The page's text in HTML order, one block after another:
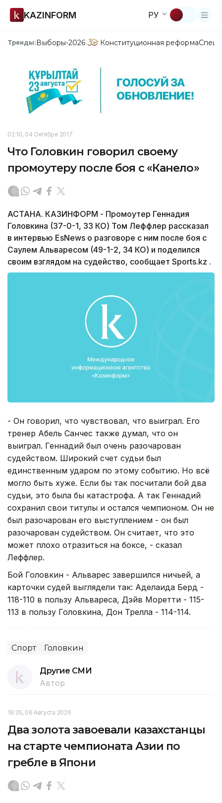
KAZINFORM РУ
Тренды:Выборы-2026 Конституционная реформа
02:10, 04 Октября 2017
Что Головкин говорил своему
промоутеру после боя с «Канело»
АСТАНА. КАЗИНФОРМ - Промоутер Геннадия
Головкина (37-0-1, 33 КО) Том Леффлер рассказал
в интервью EsNews о разговоре с ним после боя с
Саулем Альваресом (49-1-2, 34 КО) и поделился
своим взглядом на судейство, сообщает Sports.kz .
- Он говорил, что чувствовал, что выиграл. Его
тренер Абель Санчес также думал, что он
выиграл. Геннадий был очень разочарован
судейством. Широкий счет судьи был
единственным ударом по этому событию. Но всё
могло быть хуже. Если бы так посчитали бой два
судьи, это была бы катастрофа. А так Геннадий
сохранил свои титулы и остался чемпионом. Он не
был разочарован его выступлением - он был
разочарован судейством. Он считает, что это
может плохо отразиться на боксе, - сказал
Леффлер.
Бой Головкин - Альварес завершился ничьей, а
карточки судей выглядели так: Аделаида Берд -
118-110 в пользу Альвареса, Дэйв Моретти - 115-
113 в пользу Головкина, Дон Трелла - 114-114.
Спорт Головкин
Другие СМИ
Автор
18:35, 06 Августа 2026
Два золота завоевали казахстанцы
на старте чемпионата Азии по
гребле в Япони